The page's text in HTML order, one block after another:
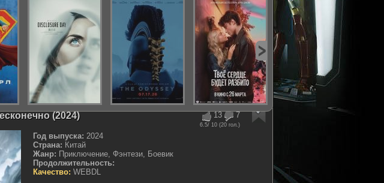
13 7
6.5/ 10 (20 гол.)
(2024)
Год выпуска: 2024
Страна: Китай
Жанр: Приключение, Фэнтези, Боевик
Продолжительность:
Качество: WEBDL